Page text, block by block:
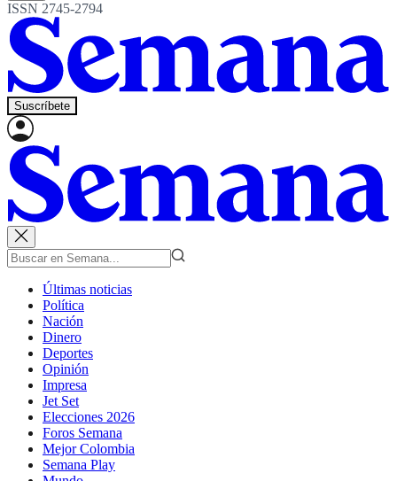
ISSN 2745-2794
Suscríbete
Últimas noticias
Política
Nación
Dinero
Deportes
Opinión
Impresa
Jet Set
Elecciones 2026
Foros Semana
Mejor Colombia
Semana Play